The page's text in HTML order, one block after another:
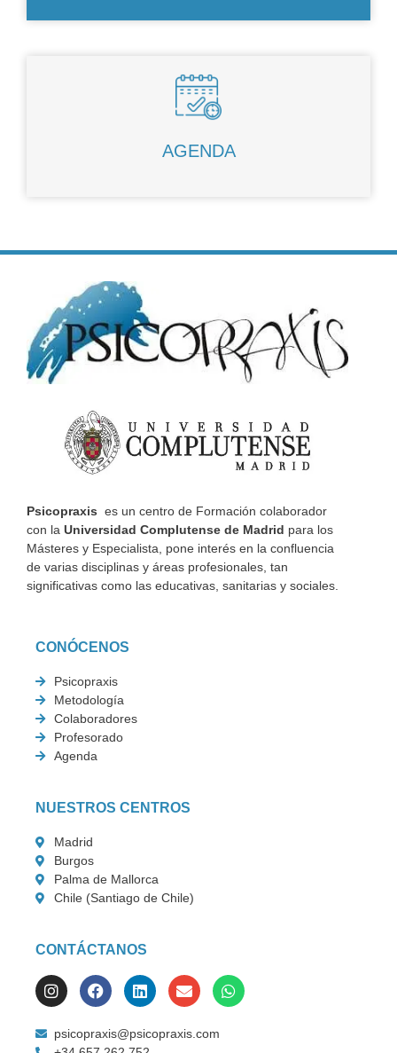
AGENDA
Psicopraxis es un centro de Formación colaborador
con la Universidad Complutense de Madrid para los
Másteres y Especialista, pone interés en la confluencia
de varias disciplinas y áreas profesionales, tan
significativas como las educativas, sanitarias y sociales.
CONÓCENOS
Psicopraxis
Metodología
Colaboradores
Profesorado
Agenda
NUESTROS CENTROS
Madrid
Burgos
Palma de Mallorca
Chile (Santiago de Chile)
CONTÁCTANOS
psicopraxis@psicopraxis.com